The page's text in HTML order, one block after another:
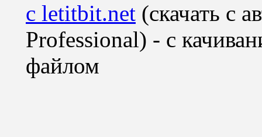
с letitbit.net (скачать с
Professional) - с
файлом